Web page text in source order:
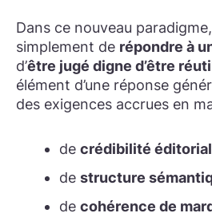
Dans ce nouveau
simplement de répondre à
d’être jugé digne d’être
élément d’une réponse
des exigences accrues en
de crédibilité
de structure
de cohérence de